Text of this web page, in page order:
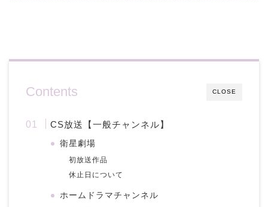
CLOSE
Contents
CS放送【一般チャンネル】
衛星劇場
初放送作品
休止日について
ホームドラマチャンネル